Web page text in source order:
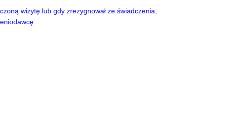
wizytę lub gdy zrezygnował ze świadczenia,
.